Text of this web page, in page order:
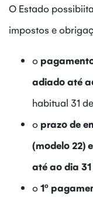
O Estado
impostos e
o
adiado até
habitual 31
o prazo de
(modelo 22)
até ao dia
o1º